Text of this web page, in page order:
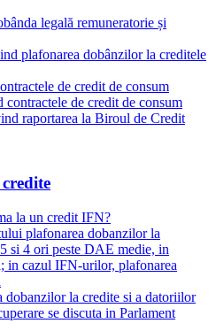
legală remuneratorie și
plafonarea dobânzilor la creditele
de credit de consum
de credit de consum
raportarea la Biroul de Credit
la un credit IFN?
plafonarea dobanzilor la
si 4 ori peste DAE medie, in
in cazul IFN-urilor, plafonarea
la credite si a datoriilor
se discuta in Parlament